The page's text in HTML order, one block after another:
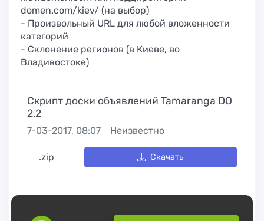
domen.com/kiev/ (на выбор)
- Произвольный URL для любой вложенности
категорий
- Склонение регионов (в Киеве, во
Владивостоке)
Скрипт доски объявлений Tamaranga DO
2.2
7-03-2017, 08:07 Неизвестно
.zip Скачать